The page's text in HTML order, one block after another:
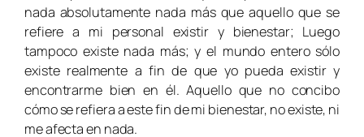
nada absolutamente nada más que aquello que se
refiere a mi personal existir y bienestar; Luego
tampoco existe nada más; y el mundo entero sólo
existe realmente a fin de que yo pueda existir y
encontrarme bien en él. Aquello que no concibo
cómo se refiera a este fin de mi bienestar, no existe, ni
me afecta en nada.